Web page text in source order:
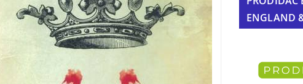
ENGLAND